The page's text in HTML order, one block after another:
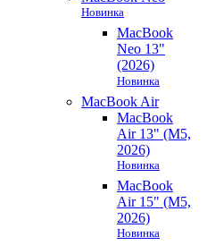
Новинка
MacBook
Neo 13"
(2026)
Новинка
MacBook Air
MacBook
Air 13" (M5,
2026)
Новинка
MacBook
Air 15" (M5,
2026)
Новинка